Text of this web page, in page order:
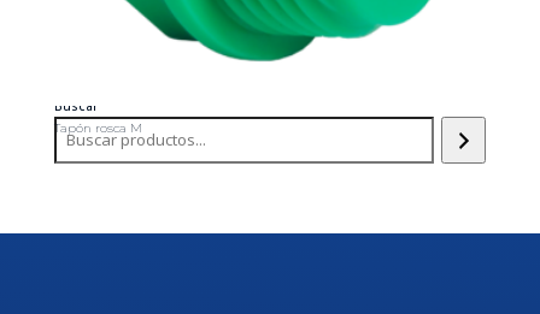
Tapón rosca M
Buscar